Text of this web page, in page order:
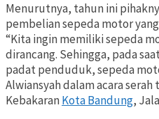
Menurutnya, tahun ini
pembelian sepeda motor
“Kita ingin memiliki sepeda
dirancang. Sehingga, pada
padat penduduk, sepeda
Alwiansyah dalam acara
KebakaranKota Bandung,